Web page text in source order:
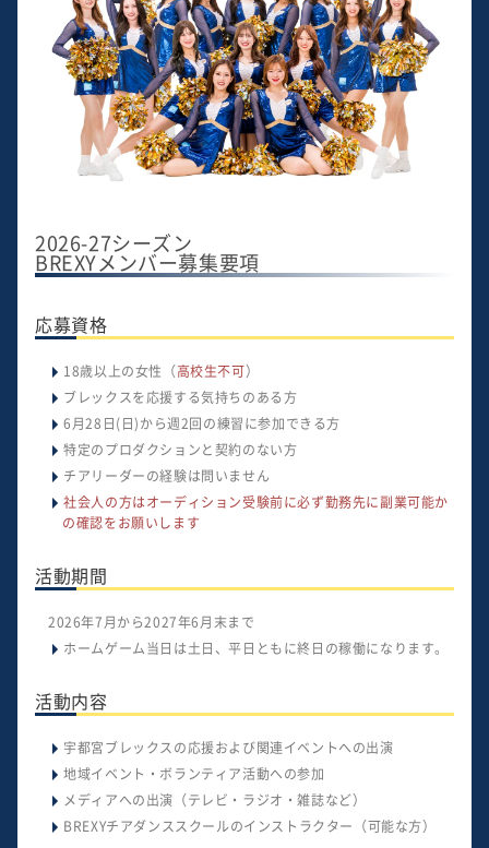
2026-27シーズン
BREXYメンバー募集要項
応募資格
18歳以上の女性（高校生不可）
ブレックスを応援する気持ちのある方
6月28日(日)から週2回の練習に参加できる方
特定のプロダクションと契約のない方
チアリーダーの経験は問いません
社会人の方はオーディション受験前に必ず勤務先に副業可能か
の確認をお願いします
活動期間
2026年7月から2027年6月末まで
ホームゲーム当日は土日、平日ともに終日の稼働になります。
活動内容
宇都宮ブレックスの応援および関連イベントへの出演
地域イベント・ボランティア活動への参加
メディアへの出演（テレビ・ラジオ・雑誌など）
BREXYチアダンススクールのインストラクター（可能な方）